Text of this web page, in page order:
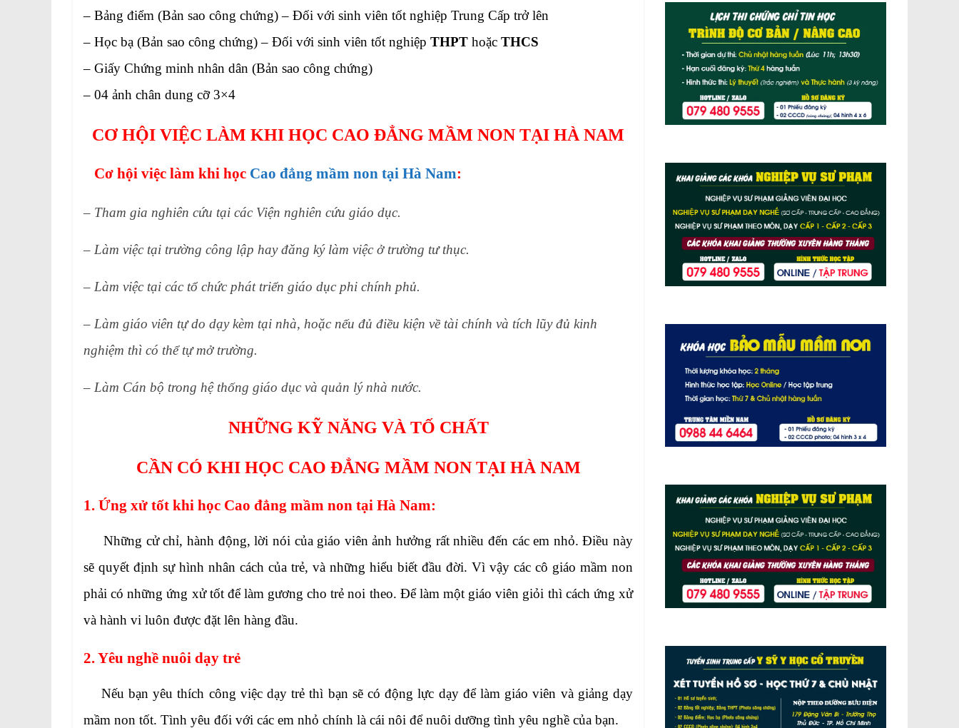
– Bảng điểm (Bản sao công chứng) – Đối với sinh viên tốt nghiệp Trung Cấp trở lên
– Học bạ (Bản sao công chứng) – Đối với sinh viên tốt nghiệp THPT hoặc THCS
– Giấy Chứng minh nhân dân (Bản sao công chứng)
– 04 ảnh chân dung cỡ 3×4
CƠ HỘI VIỆC LÀM KHI HỌC CAO ĐẲNG MẦM NON TẠI HÀ NAM
Cơ hội việc làm khi học Cao đẳng mầm non tại Hà Nam:
– Tham gia nghiên cứu tại các Viện nghiên cứu giáo dục.
– Làm việc tại trường công lập hay đăng ký làm việc ở trường tư thục.
– Làm việc tại các tổ chức phát triển giáo dục phi chính phủ.
– Làm giáo viên tự do dạy kèm tại nhà, hoặc nếu đủ điều kiện về tài chính và tích lũy đủ kinh
nghiệm thì có thể tự mở trường.
– Làm Cán bộ trong hệ thống giáo dục và quản lý nhà nước.
NHỮNG KỸ NĂNG VÀ TỐ CHẤT
CẦN CÓ KHI HỌC CAO ĐẲNG MẦM NON TẠI HÀ NAM
1. Ứng xử tốt khi học Cao đẳng mầm non tại Hà Nam:
Những cử chỉ, hành động, lời nói của giáo viên ảnh hưởng rất nhiều đến các em nhỏ. Điều này
sẽ quyết định sự hình nhân cách của trẻ, và những hiểu biết đầu đời. Vì vậy các cô giáo mầm non
phải có những ứng xử tốt để làm gương cho trẻ noi theo. Để làm một giáo viên giỏi thì cách ứng xử
và hành vi luôn được đặt lên hàng đầu.
2. Yêu nghề nuôi dạy trẻ
Nếu bạn yêu thích công việc dạy trẻ thì bạn sẽ có động lực dạy để làm giáo viên và giảng dạy
mầm non tốt. Tình yêu đối với các em nhỏ chính là cái nôi để nuôi dưỡng tình yêu nghề của bạn.